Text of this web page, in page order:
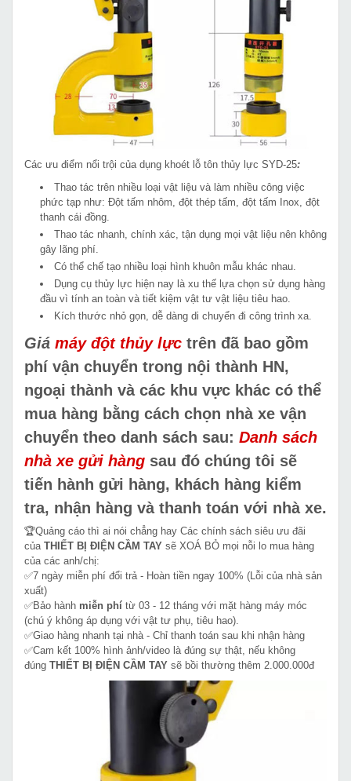
Các ưu điểm nổi trội của dụng khoét lỗ tôn thủy lực SYD-25:
Thao tác trên nhiều loại vật liệu và làm nhiều công việc
phức tạp như: Đột tấm nhôm, đột thép tấm, đột tấm Inox, đột
thanh cái đồng.
Thao tác nhanh, chính xác, tận dụng mọi vật liệu nên không
gây lãng phí.
Có thể chế tạo nhiều loại hình khuôn mẫu khác nhau.
Dụng cụ thủy lực hiện nay là xu thế lựa chọn sử dụng hàng
đầu vì tính an toàn và tiết kiệm vật tư vật liệu tiêu hao.
Kích thước nhỏ gọn, dễ dàng di chuyển đi công trình xa.
Giá máy đột thủy lực trên đã bao gồm
phí vận chuyển trong nội thành HN,
ngoại thành và các khu vực khác có thể
mua hàng bằng cách chọn nhà xe vận
chuyển theo danh sách sau: Danh sách
nhà xe gửi hàng sau đó chúng tôi sẽ
tiến hành gửi hàng, khách hàng kiểm
tra, nhận hàng và thanh toán với nhà xe.
🏆Quảng cáo thì ai nói chẳng hay Các chính sách siêu ưu đãi
của THIẾT BỊ ĐIỆN CẦM TAY sẽ XOÁ BỎ mọi nỗi lo mua hàng
của các anh/chị:
✅7 ngày miễn phí đổi trả - Hoàn tiền ngay 100% (Lỗi của nhà sản
xuất)
✅Bảo hành miễn phí từ 03 - 12 tháng với mặt hàng máy móc
(chú ý không áp dụng với vật tư phụ, tiêu hao).
✅Giao hàng nhanh tại nhà - Chỉ thanh toán sau khi nhận hàng
✅Cam kết 100% hình ảnh/video là đúng sự thật, nếu không
đúng THIẾT BỊ ĐIỆN CẦM TAY sẽ bồi thường thêm 2.000.000đ